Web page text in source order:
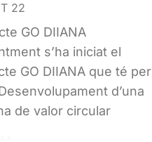
22
GO DIIANA
s’ha iniciat el
GO DIIANA que té per
d’una
de valor circular